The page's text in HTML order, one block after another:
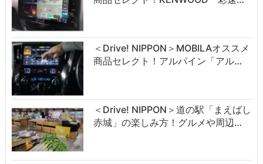
＜Drive! NIPPON＞MOBILAオススメ
商品セレクト！アルパイン「アル…
＜Drive! NIPPON＞道の駅「まえばし
赤城」の楽しみ方！グルメや周辺…